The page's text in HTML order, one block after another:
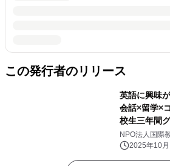
この発行者のリリース
英語に興味
会話×留学×
校生三年間
ジ』を提供
NPO法人国際
ーズ2025年10